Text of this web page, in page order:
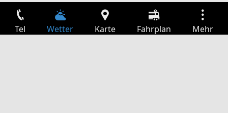
Tel Wetter Karte Fahrplan Mehr